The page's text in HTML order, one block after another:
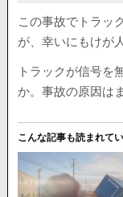
この事故でトラッ
が、幸いにもけが
トラックが信号を
か。事故の原因は
こんな記事も読まれて